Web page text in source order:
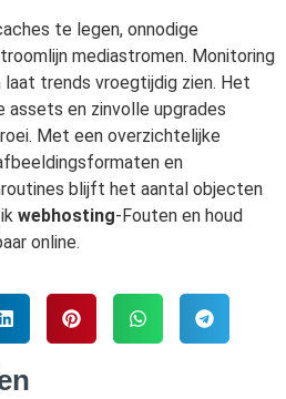
te legen, onnodige
mediastromen. Monitoring
trends vroegtijdig zien. Het
en zinvolle upgrades
Met een overzichtelijke
en
blijft het aantal objecten
webhosting-Fouten en houd
online.